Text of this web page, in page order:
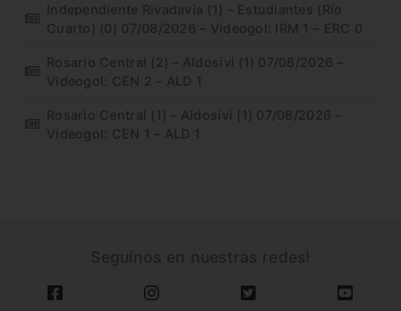
Independiente Rivadavia (1) – Estudiantes (Río
Cuarto) (0) 07/08/2026 – Videogol: IRM 1 – ERC 0
Rosario Central (2) – Aldosivi (1) 07/08/2026 –
Videogol: CEN 2 – ALD 1
Rosario Central (1) – Aldosivi (1) 07/08/2026 –
Videogol: CEN 1 – ALD 1